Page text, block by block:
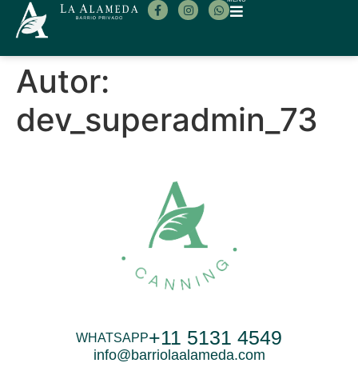
Autor:
dev_superadmin_73
WHATSAPP+11 5131 4549
info@barriolaalameda.com